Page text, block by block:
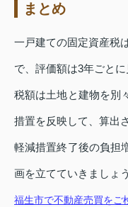
まとめ
一戸建ての固定資産税
で、評価額は3年ごとに
税額は土地と建物を別
措置を反映して、算出
軽減措置終了後の負担
画を立てていきましょう
福生市で不動産売買をご